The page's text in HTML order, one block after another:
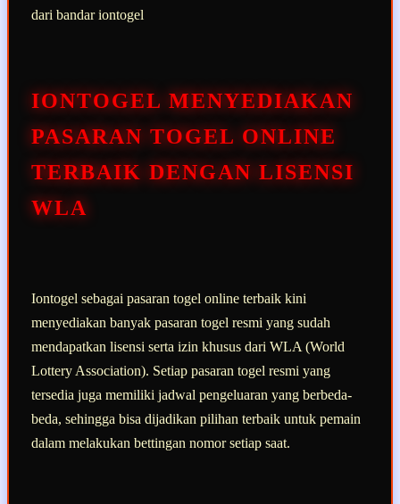
dari bandar iontogel
IONTOGEL MENYEDIAKAN
PASARAN TOGEL ONLINE
TERBAIK DENGAN LISENSI
WLA
Iontogel sebagai pasaran togel online terbaik kini
menyediakan banyak pasaran togel resmi yang sudah
mendapatkan lisensi serta izin khusus dari WLA (World
Lottery Association). Setiap pasaran togel resmi yang
tersedia juga memiliki jadwal pengeluaran yang berbeda-
beda, sehingga bisa dijadikan pilihan terbaik untuk pemain
dalam melakukan bettingan nomor setiap saat.